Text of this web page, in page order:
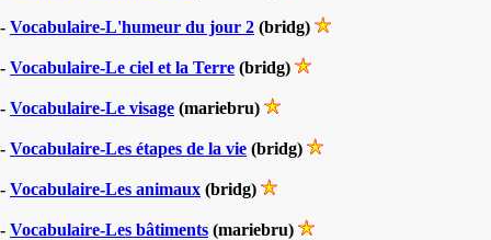
- Vocabulaire-L'humeur du jour 2 (bridg)
- Vocabulaire-Le ciel et la Terre (bridg)
- Vocabulaire-Le visage (mariebru)
- Vocabulaire-Les étapes de la vie (bridg)
- Vocabulaire-Les animaux (bridg)
- Vocabulaire-Les bâtiments (mariebru)